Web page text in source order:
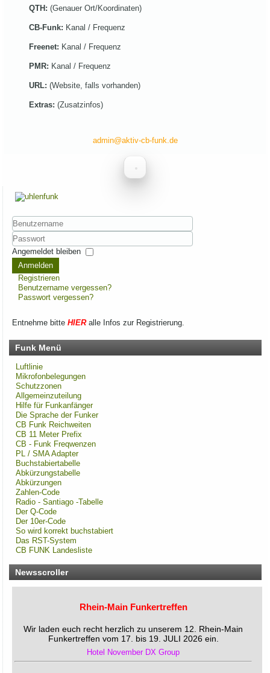
QTH: (Genauer Ort/Koordinaten)
CB-Funk: Kanal / Frequenz
Freenet: Kanal / Frequenz
PMR: Kanal / Frequenz
URL: (Website, falls vorhanden)
Extras: (Zusatzinfos)
admin@aktiv-cb-funk.de
Benutzername
Passwort
Angemeldet bleiben
Anmelden
Registrieren
Benutzername vergessen?
Passwort vergessen?
Entnehme bitte HIERalle Infos zur Registrierung.
Funk Menü
Luftlinie
Mikrofonbelegungen
Schutzzonen
Allgemeinzuteilung
Hilfe für Funkanfänger
Die Sprache der Funker
CB Funk Reichweiten
CB 11 Meter Prefix
CB - Funk Freqwenzen
PL / SMA Adapter
Buchstabiertabelle
Abkürzungstabelle
Abkürzungen
Zahlen-Code
Radio - Santiago -Tabelle
Der Q-Code
Der 10er-Code
So wird korrekt buchstabiert
Das RST-System
CB FUNK Landesliste
Newsscroller
Rhein-Main Funkertreffen
Wir laden euch recht herzlich zu unserem 12. Rhein-Main
Funkertreffen vom 17. bis 19. JULI 2026 ein.
Hotel November DX Group